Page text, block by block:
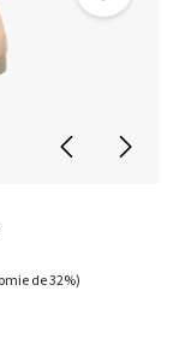
de 32%)